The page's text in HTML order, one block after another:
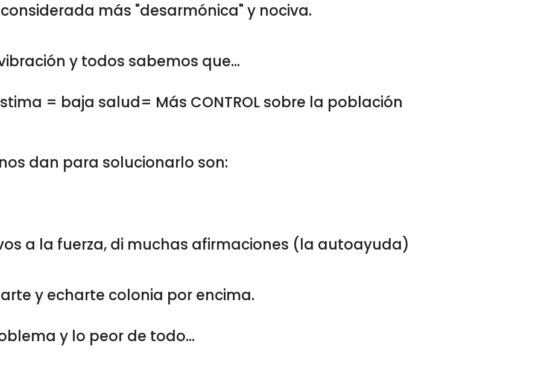
más "desarmónica" y nociva.
y todos sabemos que...
= baja salud= Más CONTROL sobre la población
dan para solucionarlo son:
a la fuerza, di muchas afirmaciones (la autoayuda)
y echarte colonia por encima.
y lo peor de todo...